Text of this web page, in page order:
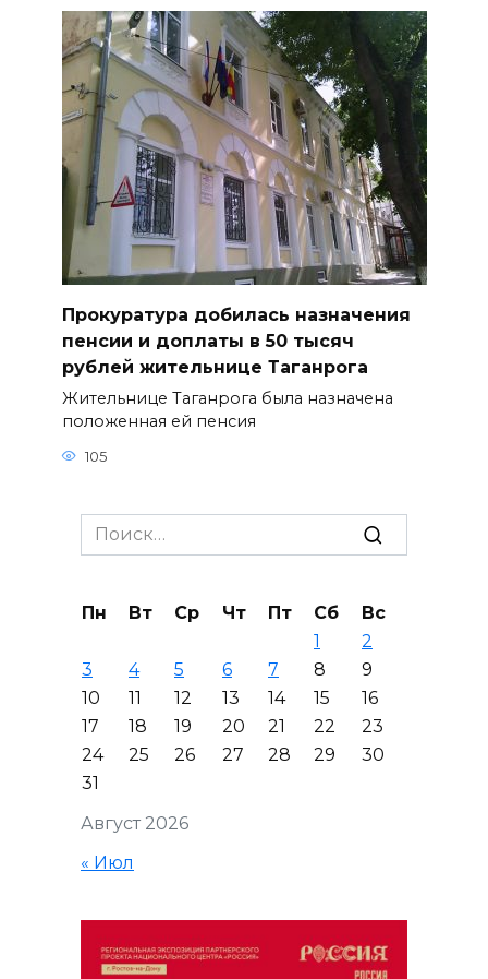
Прокуратура добилась назначения
пенсии и доплаты в 50 тысяч
рублей жительнице Таганрога
Жительнице Таганрога была назначена
положенная ей пенсия
105
Search
for:
Август 2026
Пн Вт Ср Чт Пт Сб
Вс
1
2
3
4 5 6 7 8
9
10
11 12 13 14 15
16
17
18 19 20 21 22
23
24
25 26 27 28 29
30
31
« Июл